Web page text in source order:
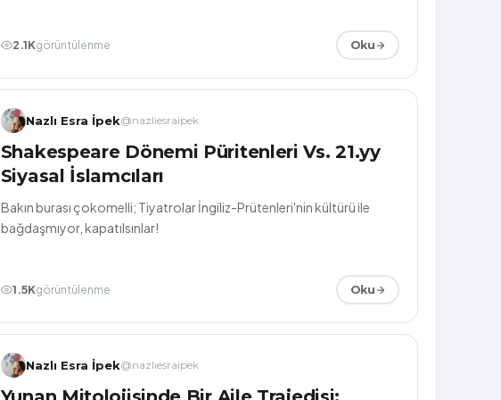
2.1Kgörüntülenme Oku
Nazlı Esra İpek@nazliesraipek
Shakespeare Dönemi Püritenleri Vs. 21.yy
Siyasal İslamcıları
Bakın burası çokomelli; Tiyatrolar İngiliz-Prütenleri'nin kültürü ile
bağdaşmıyor, kapatılsınlar!
1.5Kgörüntülenme Oku
Nazlı Esra İpek@nazliesraipek